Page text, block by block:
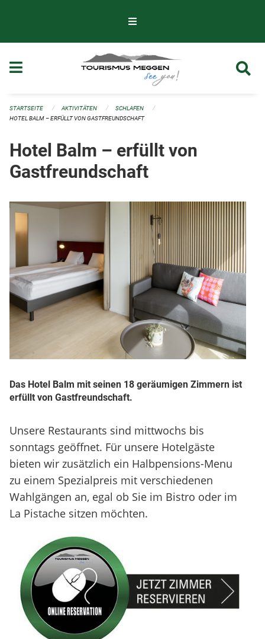
STARTSEITE AKTIVITÄTEN
SCHLAFEN
HOTEL BALM – ERFÜLLT VON GASTFREUNDSCHAFT
Hotel Balm – erfüllt von
Gastfreundschaft
Das Hotel Balm mit seinen 18 geräumigen Zimmern ist
erfüllt von Gastfreundschaft.
Unsere Restaurants sind mittwochs bis
sonntags geöffnet. Für unsere Hotelgäste
bieten wir zusätzlich ein Halbpensions-Menu
zu einem Spezialpreis mit verschiedenen
Wahlgängen an, egal ob Sie im Bistro oder im
La Pistache sitzen möchten.